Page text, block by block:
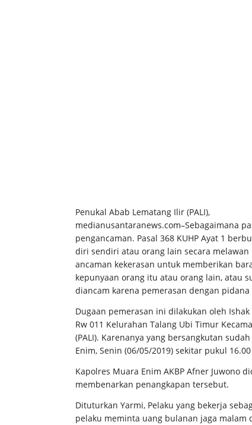
Penukal Abab Lematang Ilir (PALI),
medianusantaranews.com–Sebagaimana
pengancaman. Pasal 368 KUHP Ayat 1
diri sendiri atau orang lain secara melawan
ancaman kekerasan untuk memberikan
kepunyaan orang itu atau orang lain, atau
diancam karena pemerasan dengan
Dugaan pemerasan ini dilakukan oleh
Rw 011 Kelurahan Talang Ubi Timur
(PALI). Karenanya yang bersangkutan
Enim, Senin (06/05/2019) sekitar pukul 16.00
Kapolres Muara Enim AKBP Afner Juwono
membenarkan penangkapan tersebut.
Dituturkan Yarmi, Pelaku yang bekerja
pelaku meminta uang bulanan jaga malam